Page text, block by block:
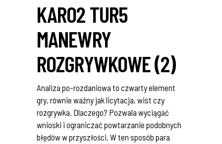
KARO2 TUR5
MANEWRY
ROZGRYWKOWE (2)
Analiza po-rozdaniowa to czwarty element
gry, równie ważny jak licytacja, wist czy
rozgrywka. Dlaczego? Pozwala wyciągać
wnioski i ograniczać powtarzanie podobnych
błędów w przyszłości. W ten sposób para